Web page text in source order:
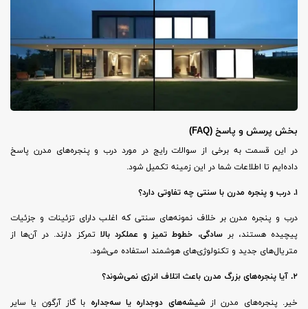
بخش پرسش و پاسخ (FAQ)
در این قسمت به برخی از سوالات رایج در مورد درب و پنجره‌های مدرن پاسخ
داده‌ایم تا اطلاعات شما در این زمینه تکمیل شود.
۱. درب و پنجره مدرن با سنتی چه تفاوتی دارد؟
درب و پنجره مدرن بر خلاف نمونه‌های سنتی که اغلب دارای تزئینات و جزئیات
پیچیده هستند، برسادگی، خطوط تمیز و عملکرد بالا تمرکز دارند. در آن‌ها از
متریال‌های جدید و تکنولوژی‌های هوشمند استفاده می‌شود.
۲. آیا پنجره‌های بزرگ مدرن باعث اتلاف انرژی نمی‌شوند؟
خیر. پنجره‌های مدرن ازشیشه‌های دوجداره یا سه‌جداره با گاز آرگون یا سایر